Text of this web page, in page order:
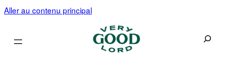
Aller au contenu principal